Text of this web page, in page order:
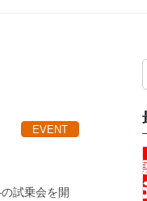
EVENT
試乗会を開